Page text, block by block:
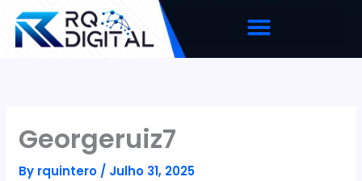
para
conteúdo
Georgeruiz7
By rquintero / Julho 31, 2025